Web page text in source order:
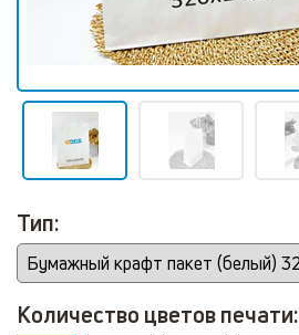
Тип:
Количество цветов печати: